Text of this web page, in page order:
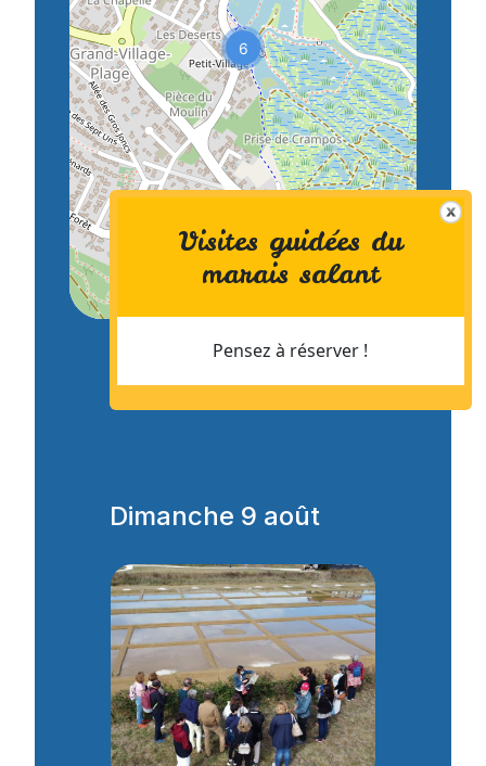
Visites guidées du
marais salant
Pensez à réserver !